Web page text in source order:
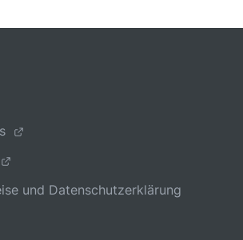
und Datenschutzerklärung